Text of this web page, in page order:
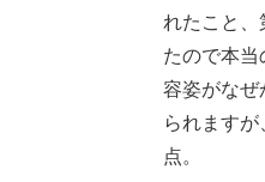
れたこと
たので本
容姿がなぜ
られます
点。